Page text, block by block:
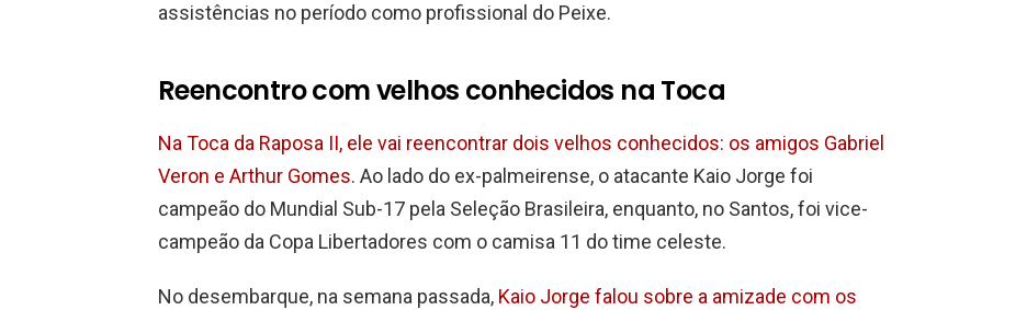
assistências no período como profissional do Peixe.
Reencontro com velhos conhecidos na Toca
Na Toca da Raposa II, ele vai reencontrar dois velhos conhecidos: os amigos Gabriel
Veron e Arthur Gomes. Ao lado do ex-palmeirense, o atacante Kaio Jorge foi
campeão do Mundial Sub-17 pela Seleção Brasileira, enquanto, no Santos, foi vice-
campeão da Copa Libertadores com o camisa 11 do time celeste.
No desembarque, na semana passada, Kaio Jorge falou sobre a amizade com os